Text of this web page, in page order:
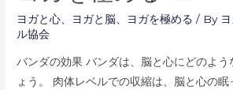
る
ヨガと心 ヨガと脳 ヨガを極める / By
ル協会
バンダの効果 バンダは、脳と心にどのよう
ょう。 肉体レベルでの収縮は、脳と心の